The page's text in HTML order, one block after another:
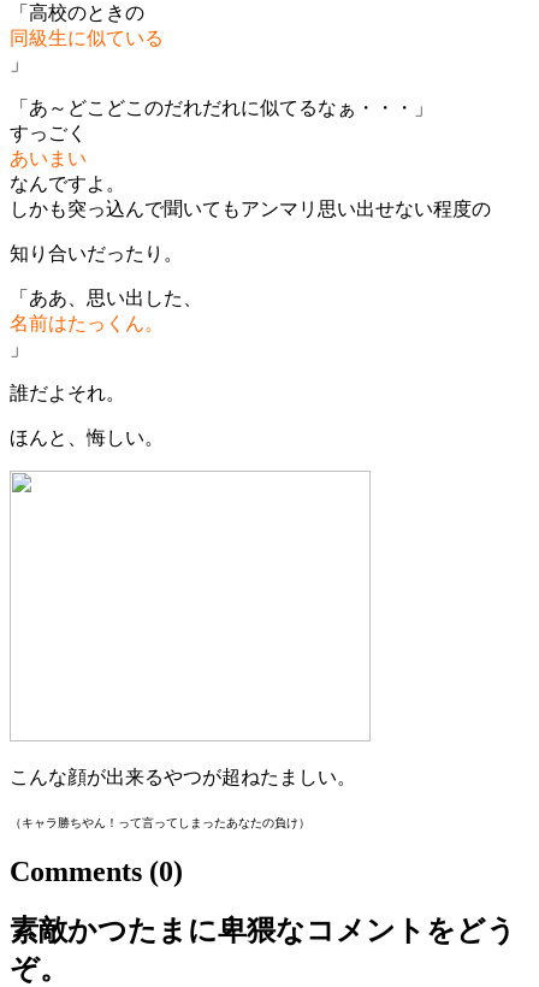
「高校のときの
同級生に似ている
」
「あ～どこどこのだれだれに似てるなぁ・・・」
すっごく
あいまい
なんですよ。
しかも突っ込んで聞いてもアンマリ思い出せない程度の
知り合いだったり。
「ああ、思い出した、
名前はたっくん。
」
誰だよそれ。
ほんと、悔しい。
こんな顔が出来るやつが超ねたましい。
（キャラ勝ちやん！って言ってしまったあなたの負け）
Comments (0)
素敵かつたまに卑猥なコメントをどう
ぞ。